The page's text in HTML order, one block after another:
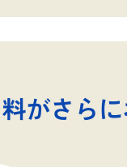
がさらに